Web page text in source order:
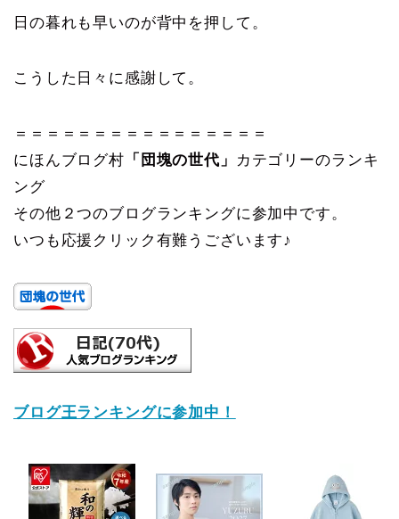
日の暮れも早いのが背中を押して。
こうした日々に感謝して。
＝＝＝＝＝＝＝＝＝＝＝＝＝＝＝＝
にほんブログ村 「団塊の世代」
カテゴリーのランキ
ング
その他２つのブログランキングに参加中です。
いつも応援クリック有難うございます♪
ブログ王ランキングに参加中！